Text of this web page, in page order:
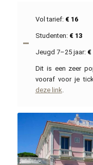
Vol tarief: € 16
Studenten: € 13
Jeugd 7–25 jaar: €
Dit is een zeer
vooraf voor je
deze link